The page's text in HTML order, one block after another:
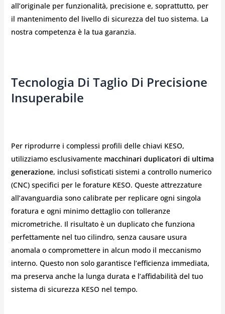
all’originale per funzionalità, precisione e, soprattutto, per
il mantenimento del livello di sicurezza del tuo sistema. La
nostra competenza è la tua garanzia.
Tecnologia Di Taglio Di Precisione
Insuperabile
Per riprodurre i complessi profili delle chiavi KESO,
utilizziamo esclusivamente macchinari duplicatori di ultima
generazione, inclusi sofisticati sistemi a controllo numerico
(CNC) specifici per le forature KESO. Queste attrezzature
all’avanguardia sono calibrate per replicare ogni singola
foratura e ogni minimo dettaglio con tolleranze
micrometriche. Il risultato è un duplicato che funziona
perfettamente nel tuo cilindro, senza causare usura
anomala o compromettere in alcun modo il meccanismo
interno. Questo non solo garantisce l’efficienza immediata,
ma preserva anche la lunga durata e l’affidabilità del tuo
sistema di sicurezza KESO nel tempo.